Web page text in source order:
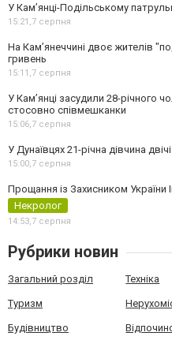
У Кам’янці-Подільському
15:21,7 серпня
На Камʼянеччині двоє жителів
гривень
15:11,7 серпня
У Камʼянці засудили 28-річного
стосовно співмешканки
15:06,7 серпня
У Дунаївцях 21-річна дівчина
15:00,7 серпня
Прощання із Захисником України
Некролог
14:53,7 серпня
Рубрики новин
Загальний розділ Техніка
Туризм
Будівництво